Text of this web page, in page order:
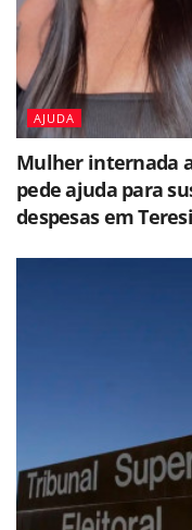
AJUDA
Mulher internada
pede ajuda para
despesas em